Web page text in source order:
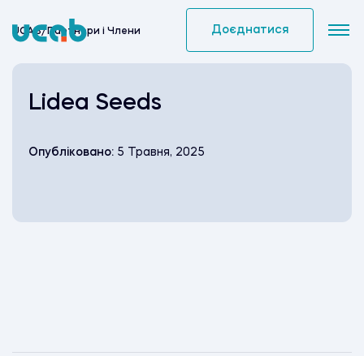
to
Доєднатися
UCAB/Партнери i Члени
Lidea Seeds
Опубліковано: 5 Травня, 2025